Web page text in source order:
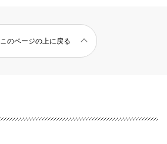
このページの上に戻る